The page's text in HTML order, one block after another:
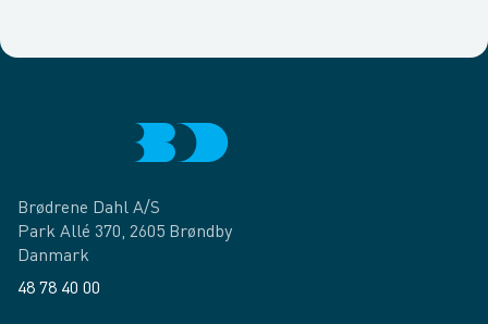
Brødrene Dahl A/S
Park Allé 370, 2605 Brøndby
Danmark
48 78 40 00